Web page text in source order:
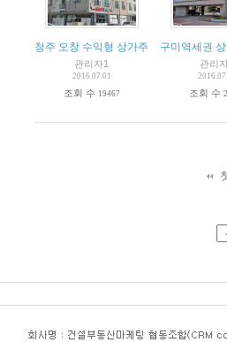
청주 오창 수익형 상가주택 매매
관리자1
2016.07.01
조회 수 19467
구미역세권
관리
조회 수